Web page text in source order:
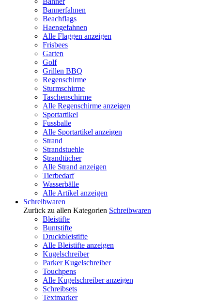
Bannerfahnen
Beachflags
Haengefahnen
Alle Flaggen anzeigen
Frisbees
Garten
Golf
Grillen BBQ
Regenschirme
Sturmschirme
Taschenschirme
Alle Regenschirme anzeigen
Sportartikel
Fussballe
Alle Sportartikel anzeigen
Strand
Strandstuehle
Strandtücher
Alle Strand anzeigen
Tierbedarf
Wasserbälle
Alle Artikel anzeigen
Schreibwaren
Zurück zu allen Kategorien Schreibwaren
Bleistifte
Buntstifte
Druckbleistifte
Alle Bleistifte anzeigen
Kugelschreiber
Parker Kugelschreiber
Touchpens
Alle Kugelschreiber anzeigen
Schreibsets
Textmarker